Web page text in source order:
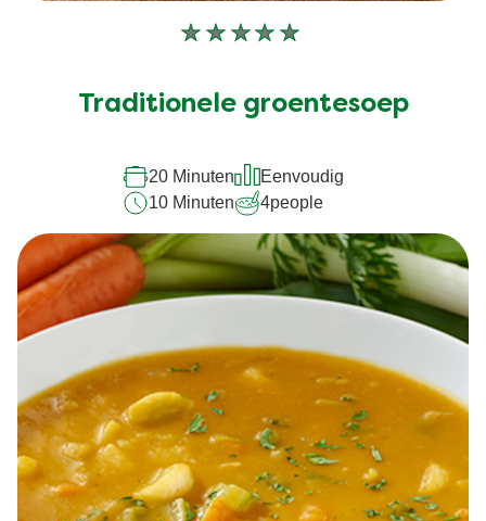
Geen
ingediend
recipe
Traditionele groentesoep
20 Minuten
Eenvoudig
10 Minuten
4people